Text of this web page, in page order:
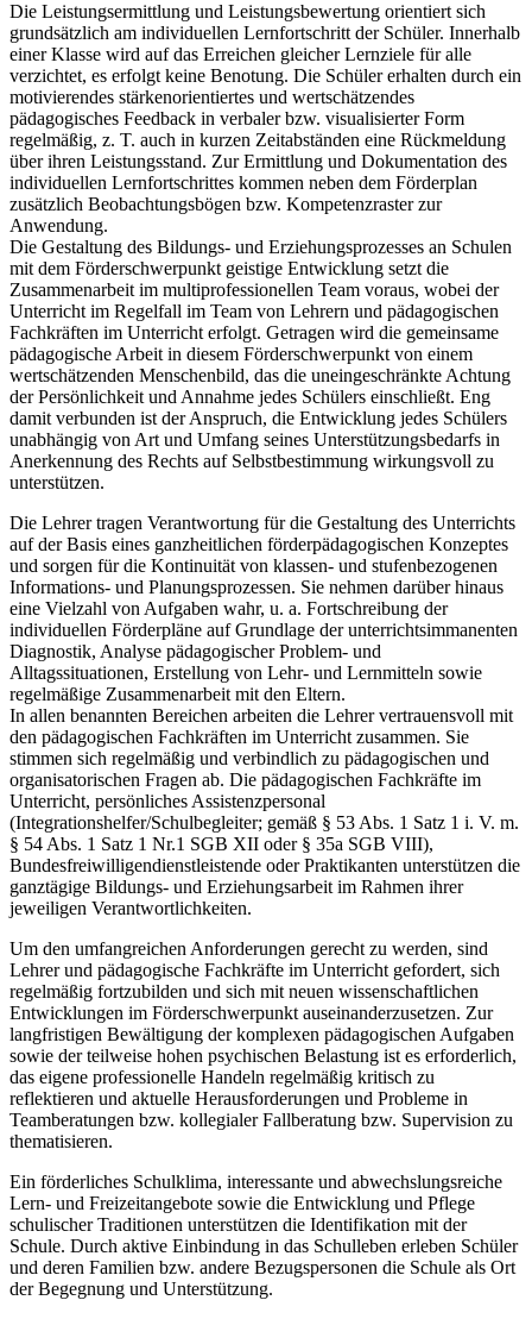
Die Leistungsermittlung und Leistungsbewertung orientiert sich
grundsätzlich am individuellen Lernfortschritt der Schüler. Innerhalb
einer Klasse wird auf das Erreichen gleicher Lernziele für alle
verzichtet, es erfolgt keine Benotung. Die Schüler erhalten durch ein
motivierendes stärkenorientiertes und wertschätzendes
pädagogisches Feedback in verbaler bzw. visualisierter Form
regelmäßig, z. T. auch in kurzen Zeitabständen eine Rückmeldung
über ihren Leistungsstand. Zur Ermittlung und Dokumentation des
individuellen Lernfortschrittes kommen neben dem Förderplan
zusätzlich Beobachtungsbögen bzw. Kompetenzraster zur
Anwendung.
Die Gestaltung des Bildungs- und Erziehungsprozesses an Schulen
mit dem Förderschwerpunkt geistige Entwicklung setzt die
Zusammenarbeit im multiprofessionellen Team voraus, wobei der
Unterricht im Regelfall im Team von Lehrern und pädagogischen
Fachkräften im Unterricht erfolgt. Getragen wird die gemeinsame
pädagogische Arbeit in diesem Förderschwerpunkt von einem
wertschätzenden Menschenbild, das die uneingeschränkte Achtung
der Persönlichkeit und Annahme jedes Schülers einschließt. Eng
damit verbunden ist der Anspruch, die Entwicklung jedes Schülers
unabhängig von Art und Umfang seines Unterstützungsbedarfs in
Anerkennung des Rechts auf Selbstbestimmung wirkungsvoll zu
unterstützen.
Die Lehrer tragen Verantwortung für die Gestaltung des Unterrichts
auf der Basis eines ganzheitlichen förderpädagogischen Konzeptes
und sorgen für die Kontinuität von klassen- und stufenbezogenen
Informations- und Planungsprozessen. Sie nehmen darüber hinaus
eine Vielzahl von Aufgaben wahr, u. a. Fortschreibung der
individuellen Förderpläne auf Grundlage der unterrichtsimmanenten
Diagnostik, Analyse pädagogischer Problem- und
Alltagssituationen, Erstellung von Lehr- und Lernmitteln sowie
regelmäßige Zusammenarbeit mit den Eltern.
In allen benannten Bereichen arbeiten die Lehrer vertrauensvoll mit
den pädagogischen Fachkräften im Unterricht zusammen. Sie
stimmen sich regelmäßig und verbindlich zu pädagogischen und
organisatorischen Fragen ab. Die pädagogischen Fachkräfte im
Unterricht, persönliches Assistenzpersonal
(Integrationshelfer/Schulbegleiter; gemäß § 53 Abs. 1 Satz 1 i. V. m.
§ 54 Abs. 1 Satz 1 Nr.1 SGB XII oder § 35a SGB VIII),
Bundesfreiwilligendienstleistende oder Praktikanten unterstützen die
ganztägige Bildungs- und Erziehungsarbeit im Rahmen ihrer
jeweiligen Verantwortlichkeiten.
Um den umfangreichen Anforderungen gerecht zu werden, sind
Lehrer und pädagogische Fachkräfte im Unterricht gefordert, sich
regelmäßig fortzubilden und sich mit neuen wissenschaftlichen
Entwicklungen im Förderschwerpunkt auseinanderzusetzen. Zur
langfristigen Bewältigung der komplexen pädagogischen Aufgaben
sowie der teilweise hohen psychischen Belastung ist es erforderlich,
das eigene professionelle Handeln regelmäßig kritisch zu
reflektieren und aktuelle Herausforderungen und Probleme in
Teamberatungen bzw. kollegialer Fallberatung bzw. Supervision zu
thematisieren.
Ein förderliches Schulklima, interessante und abwechslungsreiche
Lern- und Freizeitangebote sowie die Entwicklung und Pflege
schulischer Traditionen unterstützen die Identifikation mit der
Schule. Durch aktive Einbindung in das Schulleben erleben Schüler
und deren Familien bzw. andere Bezugspersonen die Schule als Ort
der Begegnung und Unterstützung.